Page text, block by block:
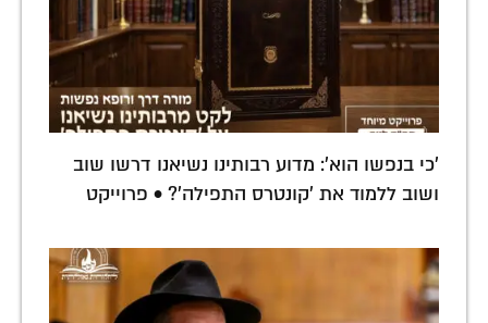
'כי בנפשו הוא': מדוע רבותינו נשיאנו דרשו שוב
ושוב ללמוד את 'קונטרס התפילה'? • פרוייקט